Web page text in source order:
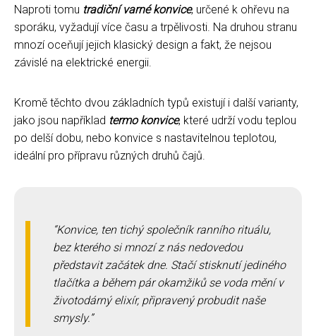
Naproti tomu tradiční varné konvice, určené k ohřevu na
sporáku, vyžadují více času a trpělivosti. Na druhou stranu
mnozí oceňují jejich klasický design a fakt, že nejsou
závislé na elektrické energii.
Kromě těchto dvou základních typů existují i ​​další varianty,
jako jsou například termo konvice, které udrží vodu teplou
po delší dobu, nebo konvice s nastavitelnou teplotou,
ideální pro přípravu různých druhů čajů.
Konvice, ten tichý společník ranního rituálu,
bez kterého si mnozí z nás nedovedou
představit začátek dne. Stačí stisknutí jediného
tlačítka a během pár okamžiků se voda mění v
životodárný elixír, připravený probudit naše
smysly.